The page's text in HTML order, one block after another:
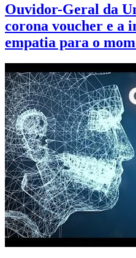
Ouvidor-Geral da
corona voucher e a
empatia para o